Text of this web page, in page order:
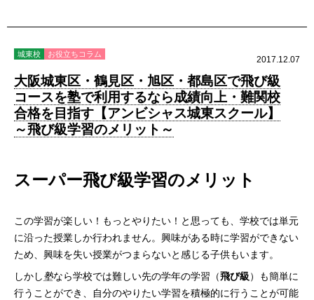
城東校 お役立ちコラム
2017.12.07
大阪城東区・鶴見区・旭区・都島区で飛び級
コースを塾で利用するなら成績向上・難関校
合格を目指す【アンビシャス城東スクール】
～飛び級学習のメリット～
スーパー飛び級学習のメリット
この学習が楽しい！もっとやりたい！と思っても、学校では単元
に沿った授業しか行われません。興味がある時に学習ができない
ため、興味を失い授業がつまらないと感じる子供もいます。
しかし塾なら学校では難しい先の学年の学習（飛び級）も簡単に
行うことができ、自分のやりたい学習を積極的に行うことが可能